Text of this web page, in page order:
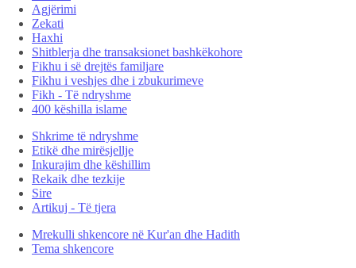
Agjërimi
Zekati
Haxhi
Shitblerja dhe transaksionet bashkëkohore
Fikhu i së drejtës familjare
Fikhu i veshjes dhe i zbukurimeve
Fikh - Të ndryshme
400 këshilla islame
Shkrime të ndryshme
Etikë dhe mirësjellje
Inkurajim dhe këshillim
Rekaik dhe tezkije
Sire
Artikuj - Të tjera
Mrekulli shkencore në Kur'an dhe Hadith
Tema shkencore